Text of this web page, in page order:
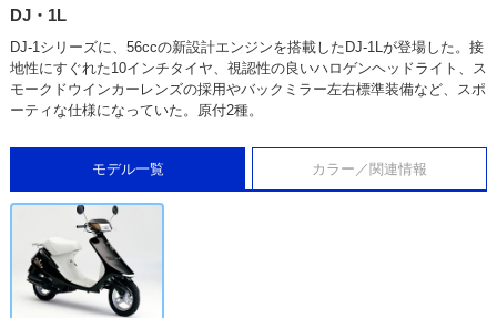
DJ・1L
DJ-1シリーズに、56ccの新設計エンジンを搭載したDJ-1Lが登場した。接
地性にすぐれた10インチタイヤ、視認性の良いハロゲンヘッドライト、ス
モークドウインカーレンズの採用やバックミラー左右標準装備など、スポ
ーティな仕様になっていた。原付2種。
モデル一覧 カラー／関連情報